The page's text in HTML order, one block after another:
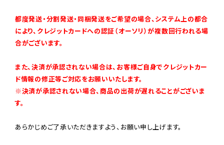
都度発送・分割発送・同梱発送をご希望の場合、システム上の都合
により、クレジットカードへの認証（オーソリ）が複数回行われる場
合がございます。
また、決済が承認されない場合は、お客様ご自身でクレジットカー
ド情報の修正等ご対応をお願いいたします。
※決済が承認されない場合、商品の出荷が遅れることがございま
す。
あらかじめご了承いただきますよう、お願い申し上げます。